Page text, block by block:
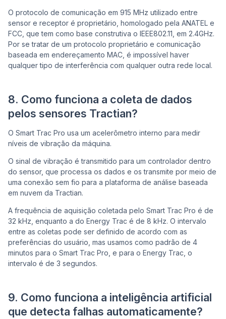
O protocolo de comunicação em 915 MHz utilizado entre
sensor e receptor é proprietário, homologado pela ANATEL e
FCC, que tem como base construtiva o IEEE802.11, em 2.4GHz.
Por se tratar de um protocolo proprietário e comunicação
baseada em endereçamento MAC, é impossível haver
qualquer tipo de interferência com qualquer outra rede local.
8. Como funciona a coleta de dados
pelos sensores Tractian?
O Smart Trac Pro usa um acelerômetro interno para medir
níveis de vibração da máquina.
O sinal de vibração é transmitido para um controlador dentro
do sensor, que processa os dados e os transmite por meio de
uma conexão sem fio para a plataforma de análise baseada
em nuvem da Tractian.
A frequência de aquisição coletada pelo Smart Trac Pro é de
32 kHz, enquanto a do Energy Trac é de 8 kHz. O intervalo
entre as coletas pode ser definido de acordo com as
preferências do usuário, mas usamos como padrão de 4
minutos para o Smart Trac Pro, e para o Energy Trac, o
intervalo é de 3 segundos.
9. Como funciona a inteligência artificial
que detecta falhas automaticamente?